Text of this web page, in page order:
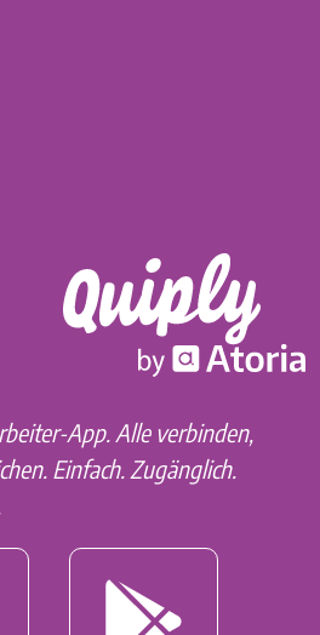
App. Alle verbinden,
Einfach. Zugänglich.